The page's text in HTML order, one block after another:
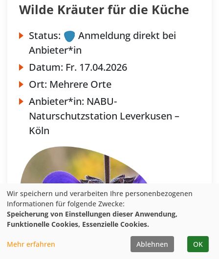
Wilde Kräuter für die Küche
Status:
Anmeldung direkt bei
Anbieter*in
Datum: Fr. 17.04.2026
Ort: Mehrere Orte
Anbieter*in: NABU-
Naturschutzstation Leverkusen –
Köln
Wir speichern und verarbeiten Ihre personenbezogenen
Informationen für folgende Zwecke:
Speicherung von Einstellungen dieser Anwendung,
Funktionelle Cookies, Essenzielle Cookies.
Mehr erfahren Ablehnen OK